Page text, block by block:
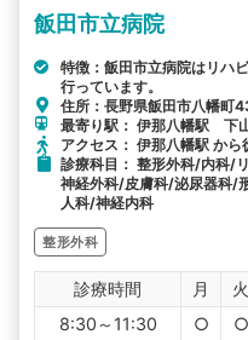
飯田市立病院
特徴：飯田市立病院はリハ
行っています。
住所：長野県飯田市八幡町
最寄り駅： 伊那八幡駅 下
アクセス： 伊那八幡駅 から
診療科目： 整形外科/内科/
神経外科/皮膚科/泌尿器科/
人科/神経内科
整形外科
診療時間 月 火
8:30～11:30
○ ○